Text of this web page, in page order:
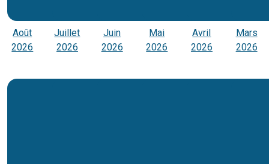
Août
2026
Juillet
2026
Juin
2026
Mai
2026
Avril
2026
Mars
2026